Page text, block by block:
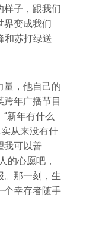
样子，跟我们
界变成我们
和苏打绿送
量，他自己的
跨年广播节目
新年有什么
从来没有什
我可以善
的心愿吧，
。那一刻，生
个幸存者随手